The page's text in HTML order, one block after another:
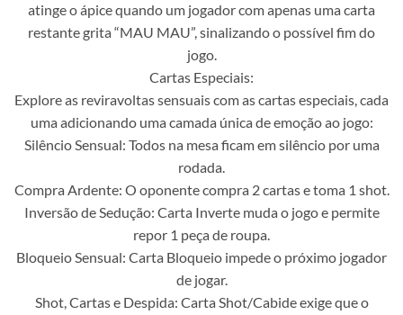
atinge o ápice quando um jogador com apenas uma carta
restante grita “MAU MAU”, sinalizando o possível fim do
jogo.
Cartas Especiais:
Explore as reviravoltas sensuais com as cartas especiais, cada
uma adicionando uma camada única de emoção ao jogo:
Silêncio Sensual: Todos na mesa ficam em silêncio por uma
rodada.
Compra Ardente: O oponente compra 2 cartas e toma 1 shot.
Inversão de Sedução: Carta Inverte muda o jogo e permite
repor 1 peça de roupa.
Bloqueio Sensual: Carta Bloqueio impede o próximo jogador
de jogar.
Shot, Cartas e Despida: Carta Shot/Cabide exige que o